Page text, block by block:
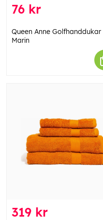
76 kr
Queen Anne Golfhanddukar
Marin
319 kr